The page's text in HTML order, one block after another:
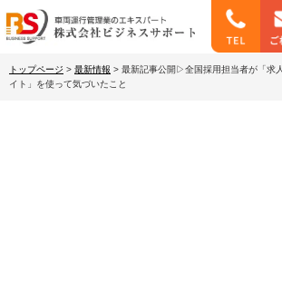
トップページ > 最新情報 > 最新記事公開▷全国採用担当者が「求
イト」を使って気づいたこと